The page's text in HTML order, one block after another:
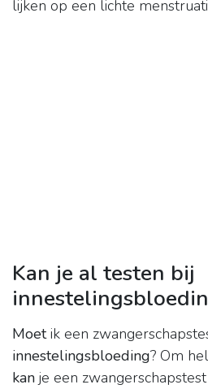
lijken op een lichte
Kan je al testen bij
Moetik een
innestelingsbloeding? Om
kan je een